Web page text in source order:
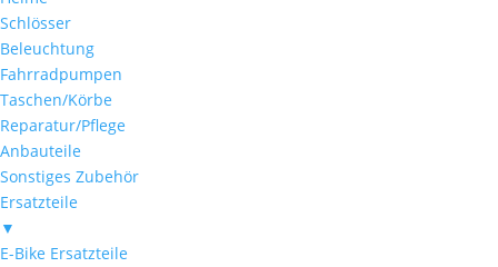
Schlösser
Beleuchtung
Fahrradpumpen
Taschen/Körbe
Reparatur/Pflege
Anbauteile
Sonstiges Zubehör
Ersatzteile
▼
E-Bike Ersatzteile